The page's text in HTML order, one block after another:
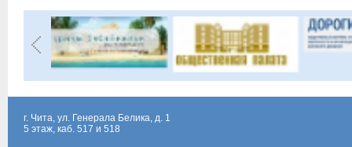
г. Чита, ул. Генерала Белика, д. 1
5 этаж, каб. 517 и 518